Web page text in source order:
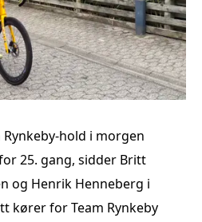
Rynkeby-hold i morgen
25. gang, sidder Britt
og Henrik Henneberg i
kører for Team Rynkeby